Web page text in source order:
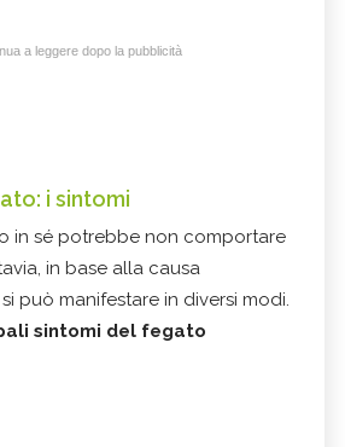
a leggere dopo la pubblicità
i sintomi
in sé potrebbe non comportare
in base alla causa
può manifestare in diversi modi.
sintomi del fegato